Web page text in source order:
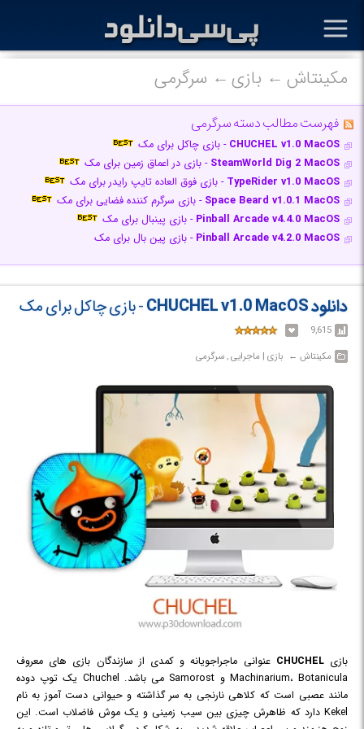
مکینتاش بازی سرگرمی
فهرست مطالب دسته سرگرمی
CHUCHEL v1.0 MacOS - بازی چاکل برای مک
SteamWorld Dig 2 MacOS - بازی در اعماق زمین برای مک
TypeRider v1.0 MacOS - بازی فوق العاده تایپ رایدر برای مک
Space Beard v1.0.1 MacOS - بازی سرگرم کننده فضایی برای مک
Pinball Arcade v4.4.0 MacOS - بازی پینبال برای مک
Pinball Arcade v4.2.0 MacOS - بازی پین بال برای مک
دانلود CHUCHEL v1.0 MacOS - بازی چاکل برای مک
9,615
مکینتاش‎ ← ‏ بازی | ماجرایی , سرگرمی
بازیCHUCHEL عنوانی ماجراجویانه و کمدی از سازندگان بازی های معروف
Machinarium، Botanicula و Samorost می باشد. Chuchel یک توپ دوده
مانند عصبی است که کلاهی نارنجی به سر گذاشته و حیوانی دست آموز به نام
Kekel دارد که ظاهرش چیزی بین سیب زمینی و یک موش فاضلاب است. این